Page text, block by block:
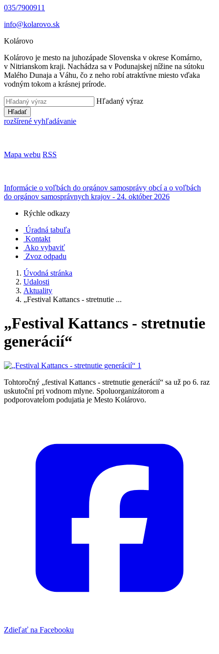
035/7900911
info@kolarovo.sk
Kolárovo
Kolárovo je mesto na juhozápade Slovenska v okrese Komárno,
v Nitrianskom kraji. Nachádza sa v Podunajskej nížine na sútoku
Malého Dunaja a Váhu, čo z neho robí atraktívne miesto vďaka
vodným tokom a krásnej prírode.
Hľadaný výraz
Hľadať
rozšírené vyhľadávanie
Mapa webu RSS
Informácie o voľbách do orgánov samosprávy obcí a o voľbách
do orgánov samosprávnych krajov - 24. október 2026
Rýchle odkazy
Úradná tabuľa
Kontakt
Ako vybaviť
Zvoz odpadu
Úvodná stránka
Udalosti
Aktuality
„Festival Kattancs - stretnutie ...
„Festival Kattancs - stretnutie
generácií“
Tohtoročný „festival Kattancs - stretnutie generácií“ sa už po 6. raz
uskutoční pri vodnom mlyne. Spoluorganizátorom a
podporovateĺom podujatia je Mesto Kolárovo.
Zdieľať na Facebooku